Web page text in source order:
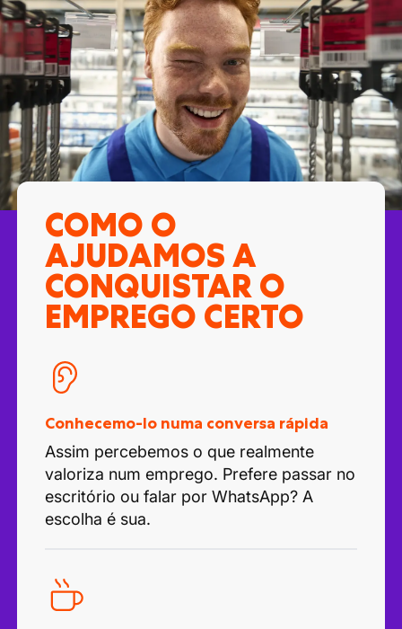
COMO O
AJUDAMOS A
CONQUISTAR O
EMPREGO CERTO
Conhecemo-lo numa conversa rápida
Assim percebemos o que realmente
valoriza num emprego. Prefere passar no
escritório ou falar por WhatsApp? A
escolha é sua.